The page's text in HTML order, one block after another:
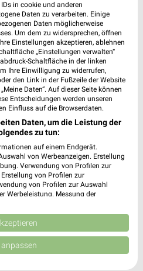
Angebote in
App!
laden
App für iOS
Store erhältlich
in cookie und anderen
Daten zu verarbeiten. Einige
Daten möglicherweise
Um dem zu widersprechen, öffnen
Einstellungen akzeptieren, ablehnen
„Einstellungen verwalten“
Schaltfläche in der linken
Ihre Einwilligung zu widerrufen,
den Link in der Fußzeile der Website
Daten“. Auf dieser Seite können
Entscheidungen werden unseren
Einfluss auf die Browserdaten.
Daten, um die Leistung der
zu tun:
auf einem Endgerät.
von Werbeanzeigen. Erstellung
Verwendung von Profilen zur
von Profilen zur
von Profilen zur Auswahl
Werbeleistung. Messung der
Quellen. Entwicklung und
reduzierter Daten zur Auswahl
Union weitergegeben und in die
anpassen